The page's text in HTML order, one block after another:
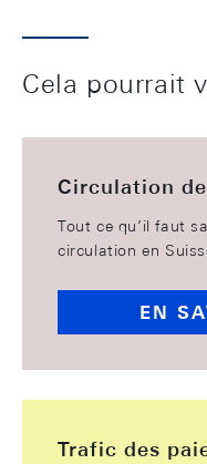
Cela pourrait
Circulation
Tout ce qu’il faut
circulation en
EN
Trafic des